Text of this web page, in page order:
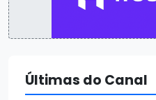
Últimas do Canal